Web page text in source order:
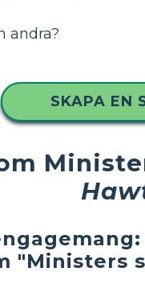
andra?
SKAPA EN
"Ministers